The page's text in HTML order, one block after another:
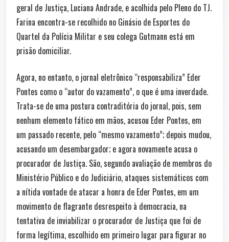
geral de Justiça, Luciana Andrade, e acolhida pelo Pleno do TJ.
Farina encontra-se recolhido no Ginásio de Esportes do
Quartel da Polícia Militar e seu colega Gutmann está em
prisão domiciliar.
Agora, no entanto, o jornal eletrônico “responsabiliza” Eder
Pontes como o “autor do vazamento”, o que é uma inverdade.
Trata-se de uma postura contraditória do jornal, pois, sem
nenhum elemento fático em mãos, acusou Eder Pontes, em
um passado recente, pelo “mesmo vazamento”; depois mudou,
acusando um desembargador; e agora novamente acusa o
procurador de Justiça. São, segundo avaliação de membros do
Ministério Público e do Judiciário, ataques sistemáticos com
a nítida vontade de atacar a honra de Eder Pontes, em um
movimento de flagrante desrespeito à democracia, na
tentativa de inviabilizar o procurador de Justiça que foi de
forma legítima, escolhido em primeiro lugar para figurar no